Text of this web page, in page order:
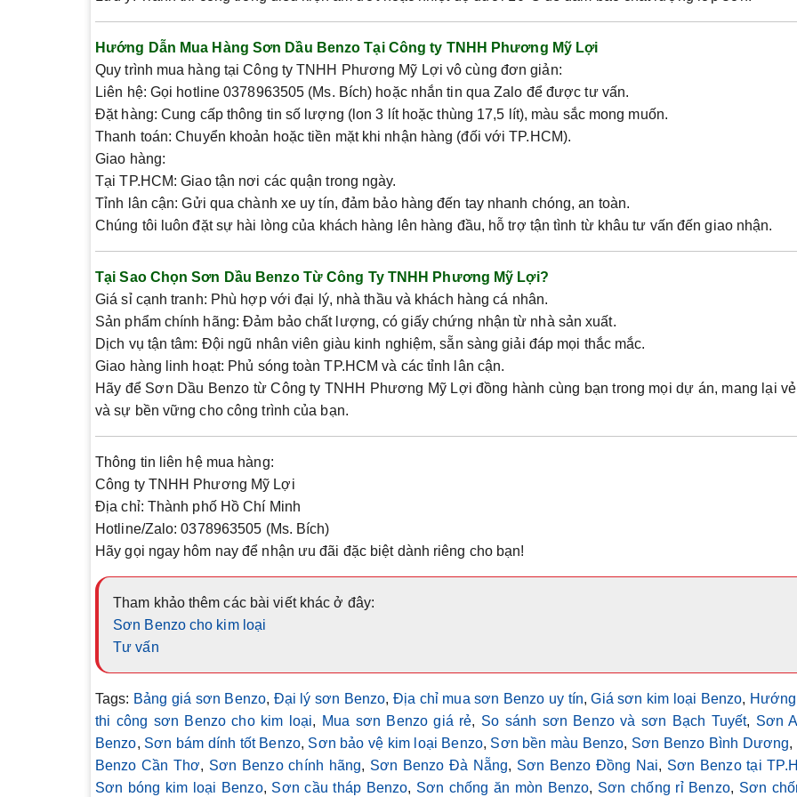
Hướng Dẫn Mua Hàng Sơn Dầu Benzo Tại Công ty TNHH Phương Mỹ Lợi
Quy trình mua hàng tại Công ty TNHH Phương Mỹ Lợi vô cùng đơn giản:
Liên hệ: Gọi hotline 0378963505 (Ms. Bích) hoặc nhắn tin qua Zalo để được tư vấn.
Đặt hàng: Cung cấp thông tin số lượng (lon 3 lít hoặc thùng 17,5 lít), màu sắc mong muốn.
Thanh toán: Chuyển khoản hoặc tiền mặt khi nhận hàng (đối với TP.HCM).
Giao hàng:
Tại TP.HCM: Giao tận nơi các quận trong ngày.
Tỉnh lân cận: Gửi qua chành xe uy tín, đảm bảo hàng đến tay nhanh chóng, an toàn.
Chúng tôi luôn đặt sự hài lòng của khách hàng lên hàng đầu, hỗ trợ tận tình từ khâu tư vấn đến giao nhận.
Tại Sao Chọn Sơn Dầu Benzo Từ Công Ty TNHH Phương Mỹ Lợi?
Giá sỉ cạnh tranh: Phù hợp với đại lý, nhà thầu và khách hàng cá nhân.
Sản phẩm chính hãng: Đảm bảo chất lượng, có giấy chứng nhận từ nhà sản xuất.
Dịch vụ tận tâm: Đội ngũ nhân viên giàu kinh nghiệm, sẵn sàng giải đáp mọi thắc mắc.
Giao hàng linh hoạt: Phủ sóng toàn TP.HCM và các tỉnh lân cận.
Hãy để Sơn Dầu Benzo từ Công ty TNHH Phương Mỹ Lợi đồng hành cùng bạn trong mọi dự án, mang lại
và sự bền vững cho công trình của bạn.
Thông tin liên hệ mua hàng:
Công ty TNHH Phương Mỹ Lợi
Địa chỉ: Thành phố Hồ Chí Minh
Hotline/Zalo: 0378963505 (Ms. Bích)
Hãy gọi ngay hôm nay để nhận ưu đãi đặc biệt dành riêng cho bạn!
Tham khảo thêm các bài viết khác ở đây:
Sơn Benzo cho kim loại
Tư vấn
Tags: Bảng giá sơn Benzo, Đại lý sơn Benzo, Địa chỉ mua sơn Benzo uy tín,Giá sơn kim loại Benzo,
thi công sơn Benzo cho kim loại, Mua sơn Benzo giá rẻ, So sánh sơn Benzo và sơn Bạch Tuyết, Sơn
Benzo, Sơn bám dính tốt Benzo, Sơn bảo vệ kim loại Benzo, Sơn bền màu Benzo, Sơn Benzo Bình Dương,
Benzo Cần Thơ, Sơn Benzo chính hãng, Sơn Benzo Đà Nẵng, Sơn Benzo Đồng Nai, Sơn Benzo tại
Sơn bóng kim loại Benzo, Sơn cầu tháp Benzo, Sơn chống ăn mòn Benzo, Sơn chống rỉ Benzo, Sơn